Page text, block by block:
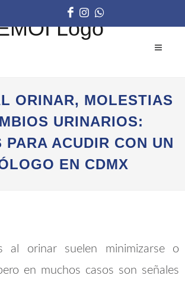
ORINAR, MOLESTIAS
URINARIOS:
PARA ACUDIR CON UN
EN CDMX
al orinar suelen minimizarse o
en muchos casos son señales